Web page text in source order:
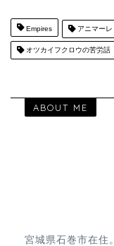
Empires アニマーレ
オツカイフクロウの苦労話
ABOUT ME
宮城県石巻市在住